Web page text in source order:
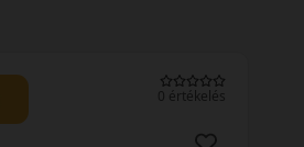
0 értékelés